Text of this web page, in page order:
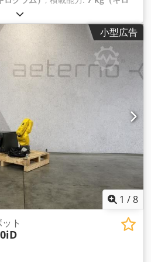
911 mm
ル:R-30iB Mate, 軸数:6,
小型広告
1 /8
ト